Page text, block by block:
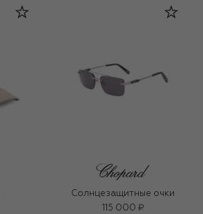
Солнцезащитные очки
115 000 ₽